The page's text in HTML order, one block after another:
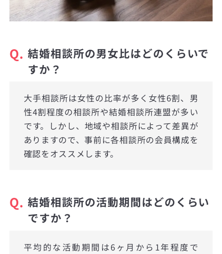
Q. 結婚相談所の男女比はどのくらいで
すか？
大手相談所は女性の比率が多く女性6割、男
性4割程度の相談所や結婚相談所連盟が多い
です。しかし、地域や相談所によって差異が
ありますので、事前に各相談所の会員構成を
確認をオススメします。
Q. 結婚相談所の活動期間はどのくらい
ですか？
平均的な活動期間は6ヶ月から1年程度で